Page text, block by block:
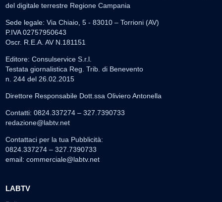
del digitale terrestre Regione Campania
Sede legale: Via Chiaio, 5 - 83010 – Torrioni (AV)
P.IVA 02757950643
Oscr. R.E.A. AV N.181151
Editore: Consulservice S.r.l.
Testata giornalistica Reg. Trib. di Benevento
n. 244 del 26.02.2015
Direttore Responsabile Dott.ssa Oliviero Antonella
Contatti: 0824.337274 – 327.7390733
redazione@labtv.net
Contattaci per la tua Pubblicità:
0824.337274 – 327.7390733
email: commerciale@labtv.net
LABTV